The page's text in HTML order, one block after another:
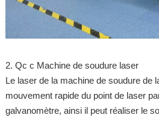
2. Qc c Machine de soudure laser
Le laser de la machine de soudure de
mouvement rapide du point de laser
galvanomètre, ainsi il peut réaliser le